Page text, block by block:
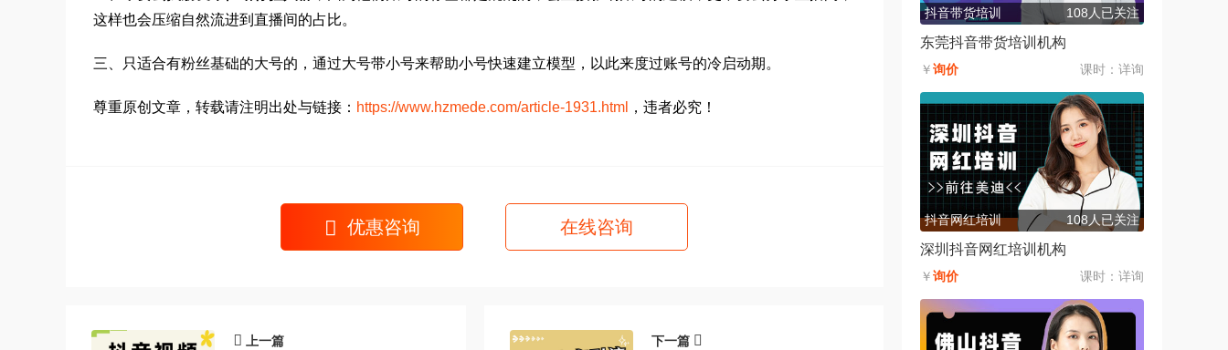
这样也会压缩自然流进到直播间的占比。
三、只适合有粉丝基础的大号的，通过大号带小号来帮助小号快速建立模型，以此来度过账号的冷启动期。
尊重原创文章，转载请注明出处与链接： https://www.hzmede.com/article-1931.html ，违者必究！
优惠咨询 在线咨询
上一篇 下一篇
抖音带货培训 108人已关注
东莞抖音带货培训机构
￥询价 课时： 详询
抖音网红培训 108人已关注
深圳抖音网红培训机构
￥询价 课时： 详询